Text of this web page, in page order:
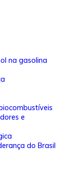
na gasolina
e
do Brasil